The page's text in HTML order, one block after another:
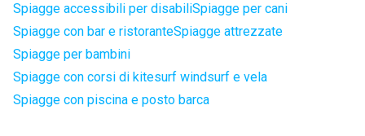
Spiagge accessibili per disabiliSpiagge per cani
Spiagge con bar e ristoranteSpiagge attrezzate
Spiagge per bambini
Spiagge con corsi di kitesurf windsurf e vela
Spiagge con piscina e posto barca